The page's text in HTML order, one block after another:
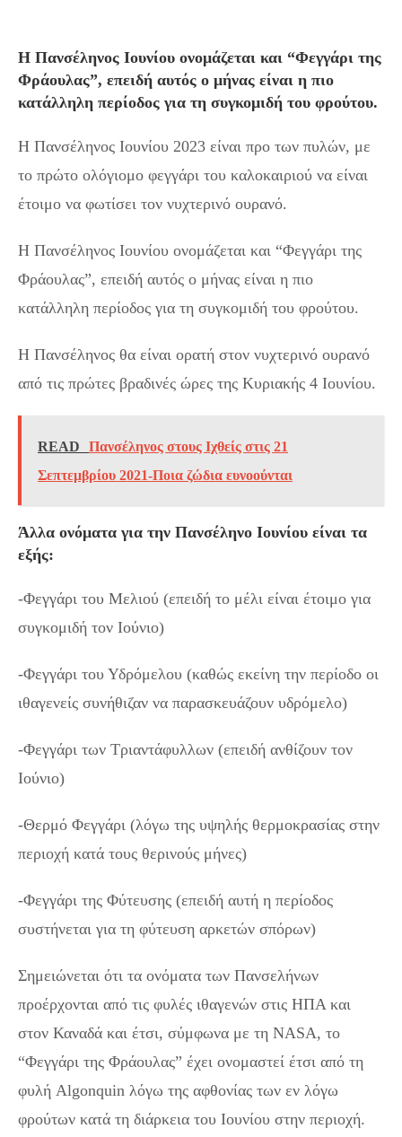
Η Πανσέληνος Ιουνίου ονομάζεται και “Φεγγάρι της
Φράουλας”, επειδή αυτός ο μήνας είναι η πιο
κατάλληλη περίοδος για τη συγκομιδή του φρούτου.
Η Πανσέληνος Ιουνίου 2023 είναι προ των πυλών, με
το πρώτο ολόγιομο φεγγάρι του καλοκαιριού να είναι
έτοιμο να φωτίσει τον νυχτερινό ουρανό.
Η Πανσέληνος Ιουνίου ονομάζεται και “Φεγγάρι της
Φράουλας”, επειδή αυτός ο μήνας είναι η πιο
κατάλληλη περίοδος για τη συγκομιδή του φρούτου.
Η Πανσέληνος θα είναι ορατή στον νυχτερινό ουρανό
από τις πρώτες βραδινές ώρες της Κυριακής 4 Ιουνίου.
READ
Πανσέληνος στους Ιχθείς στις 21
Σεπτεμβρίου 2021-Ποια ζώδια ευνοούνται
Άλλα ονόματα για την Πανσέληνο Ιουνίου είναι τα
εξής:
-Φεγγάρι του Μελιού (επειδή το μέλι είναι έτοιμο για
συγκομιδή τον Ιούνιο)
-Φεγγάρι του Υδρόμελου (καθώς εκείνη την περίοδο οι
ιθαγενείς συνήθιζαν να παρασκευάζουν υδρόμελο)
-Φεγγάρι των Τριαντάφυλλων (επειδή ανθίζουν τον
Ιούνιο)
-Θερμό Φεγγάρι (λόγω της υψηλής θερμοκρασίας στην
περιοχή κατά τους θερινούς μήνες)
-Φεγγάρι της Φύτευσης (επειδή αυτή η περίοδος
συστήνεται για τη φύτευση αρκετών σπόρων)
Σημειώνεται ότι τα ονόματα των Πανσελήνων
προέρχονται από τις φυλές ιθαγενών στις ΗΠΑ και
στον Καναδά και έτσι, σύμφωνα με τη NASA, το
“Φεγγάρι της Φράουλας” έχει ονομαστεί έτσι από τη
φυλή Algonquin λόγω της αφθονίας των εν λόγω
φρούτων κατά τη διάρκεια του Ιουνίου στην περιοχή.